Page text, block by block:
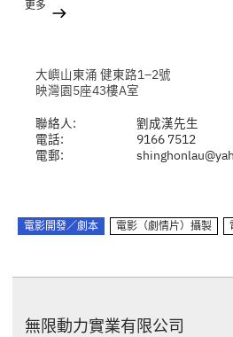
更多
大嶼山東涌 健東路1–2號
映灣園5座43樓A室
聯絡人:
劉成漢先生
電話:
9166 7512
電郵:
電影開發／劇本 電影（劇情片）攝製
無限動力實業有限公司